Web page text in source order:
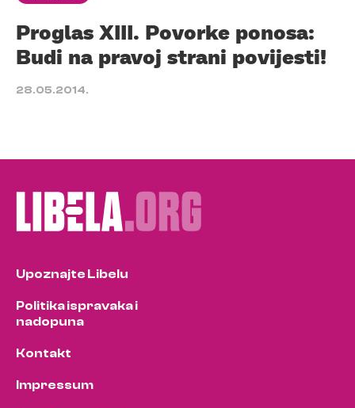
Proglas XIII. Povorke ponosa:
Budi na pravoj strani povijesti!
28.05.2014.
Upoznajte Libelu
Politika ispravaka i
nadopuna
Kontakt
Impressum